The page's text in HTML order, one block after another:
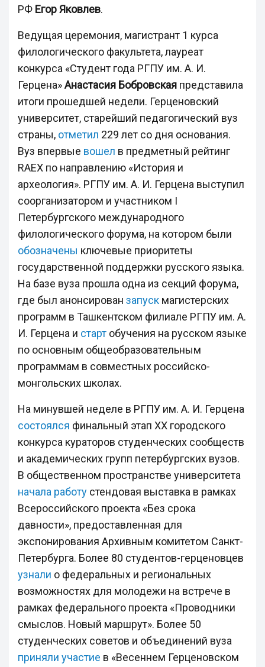
РФ Егор Яковлев.
Ведущая церемония, магистрант 1 курса
филологического факультета, лауреат
конкурса «Студент года РГПУ им. А. И.
Герцена»Анастасия Бобровская представила
итоги прошедшей недели. Герценовский
университет, старейший педагогический вуз
страны, отметил 229 лет со дня основания.
Вуз впервые вошел в предметный рейтинг
RAEX по направлению «История и
археология». РГПУ им. А. И. Герцена выступил
соорганизатором и участником I
Петербургского международного
филологического форума, на котором были
обозначены ключевые приоритеты
государственной поддержки русского языка.
На базе вуза прошла одна из секций форума,
где был анонсирован запуск магистерских
программ в Ташкентском филиале РГПУ им. А.
И. Герцена и старт обучения на русском языке
по основным общеобразовательным
программам в совместных российско-
монгольских школах.
На минувшей неделе в РГПУ им. А. И. Герцена
состоялся финальный этап ХХ городского
конкурса кураторов студенческих сообществ
и академических групп петербургских вузов.
В общественном пространстве университета
начала работу стендовая выставка в рамках
Всероссийского проекта «Без срока
давности», предоставленная для
экспонирования Архивным комитетом Санкт-
Петербурга. Более 80 студентов-герценовцев
узнали о федеральных и региональных
возможностях для молодежи на встрече в
рамках федерального проекта «Проводники
смыслов. Новый маршрут». Более 50
студенческих советов и объединений вуза
приняли участие в «Весеннем Герценовском